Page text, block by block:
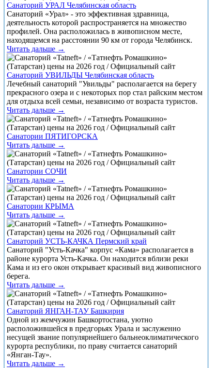
Санаторий УРАЛ Челябинская область
Санаторий «Урал» - это эффективная здравница,
деятельность которой распространяется на множество
профилей. Она расположилась в живописном месте,
находящемся на расстоянии 90 км от города Челябинск.
Читать дальше →
Санаторий УВИЛЬДЫ Челябинская область
Лечебный санаторий "Увильды" располагается на берегу
прекрасного озера и с некоторых пор стал райским местом
для отдыха всей семьи, независимо от возраста туристов.
Читать дальше →
Санатории ПЯТИГОРСКА
Читать дальше →
Санатории СОЧИ
Читать дальше →
Санатории КРЫМА
Читать дальше →
Санаторий УСТЬ-КАЧКА Пермский край
Санаторий "Усть-Качка" корпус «Кама» располагается в
районе курорта Усть-Качка. Он находится вблизи реки
Кама и из его окон открывает красивый вид живописного
берега.
Читать дальше →
Санаторий ЯНГАН-ТАУ Башкирия
Одной из жемчужин Башкортостана, уютно
расположившейся в предгорьях Урала и заслуженно
несущей звание популярнейшего бальнеоклиматического
курорта республики, по праву считается санаторий
«Янган-Тау».
Читать дальше →